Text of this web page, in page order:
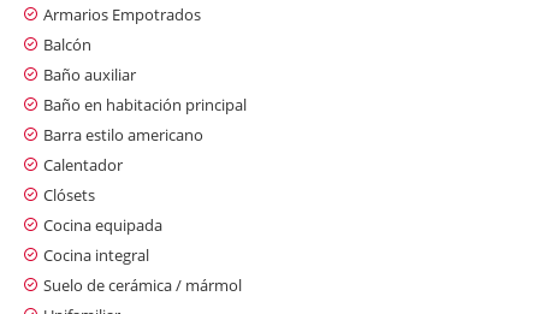
Armarios Empotrados
Balcón
Baño auxiliar
Baño en habitación principal
Barra estilo americano
Calentador
Clósets
Cocina equipada
Cocina integral
Suelo de cerámica / mármol